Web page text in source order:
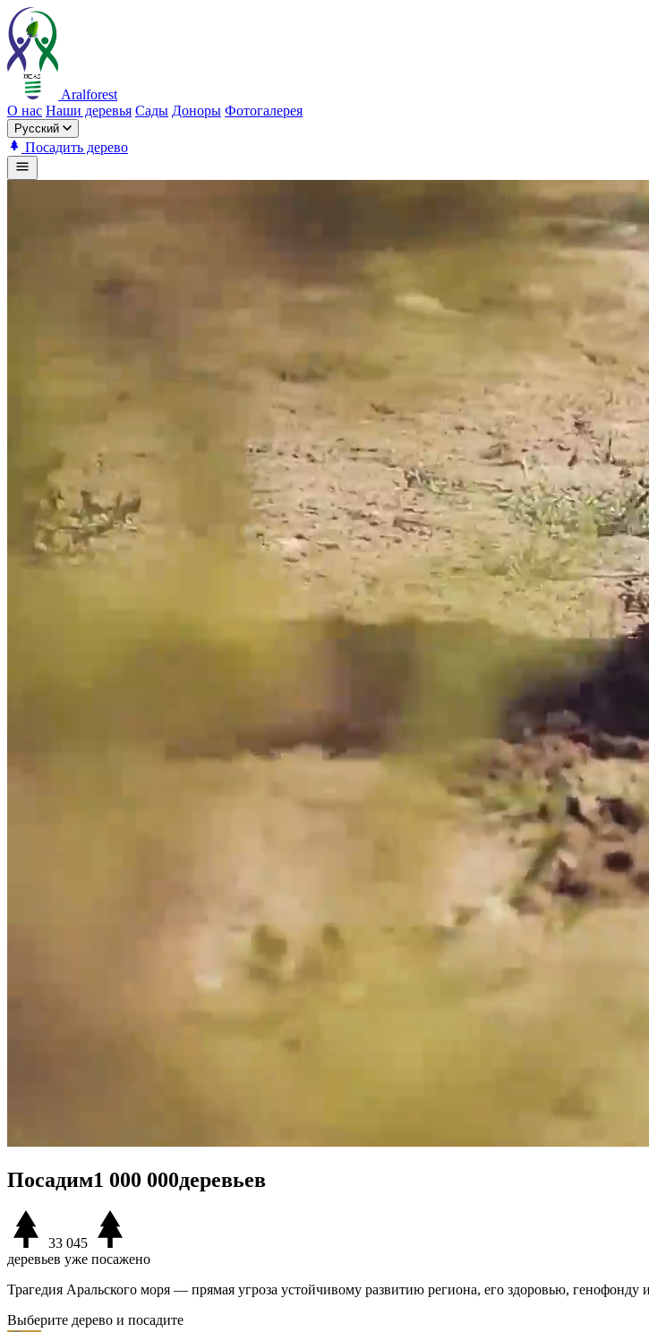
Aralforest
О нас Наши деревья Сады Доноры Фотогалерея
Русский
Посадить дерево
Посадим1 000 000деревьев
33 045
деревьев уже посажено
Трагедия Аральского моря — прямая угроза устойчивому развитию региона, его здоровью,
Выберите дерево и посадите